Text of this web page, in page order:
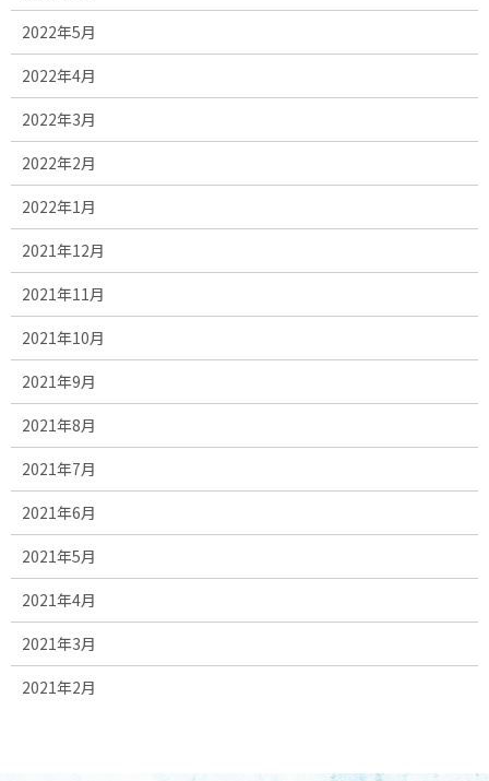
2022年5月
2022年4月
2022年3月
2022年2月
2022年1月
2021年12月
2021年11月
2021年10月
2021年9月
2021年8月
2021年7月
2021年6月
2021年5月
2021年4月
2021年3月
2021年2月